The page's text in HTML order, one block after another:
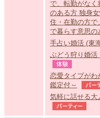
で、転勤がな
のある方 独身
住・在勤の方で
で暮らす意思の
手占い婚活 (東
ぶどう狩り婚
体験
恋愛タイプが
鑑定付～
パー
気軽に話せる大
パーティー